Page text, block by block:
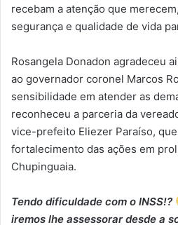
recebam a atenção que
segurança e qualidade de vida
Rosangela Donadon agradeceu
ao governador coronel Marcos
sensibilidade em atender as
reconheceu a parceria da
vice-prefeito Eliezer Paraíso,
fortalecimento das ações em
Chupinguaia.
Tendo dificuldade com o INSS!?
iremos lhe assessorar desde a